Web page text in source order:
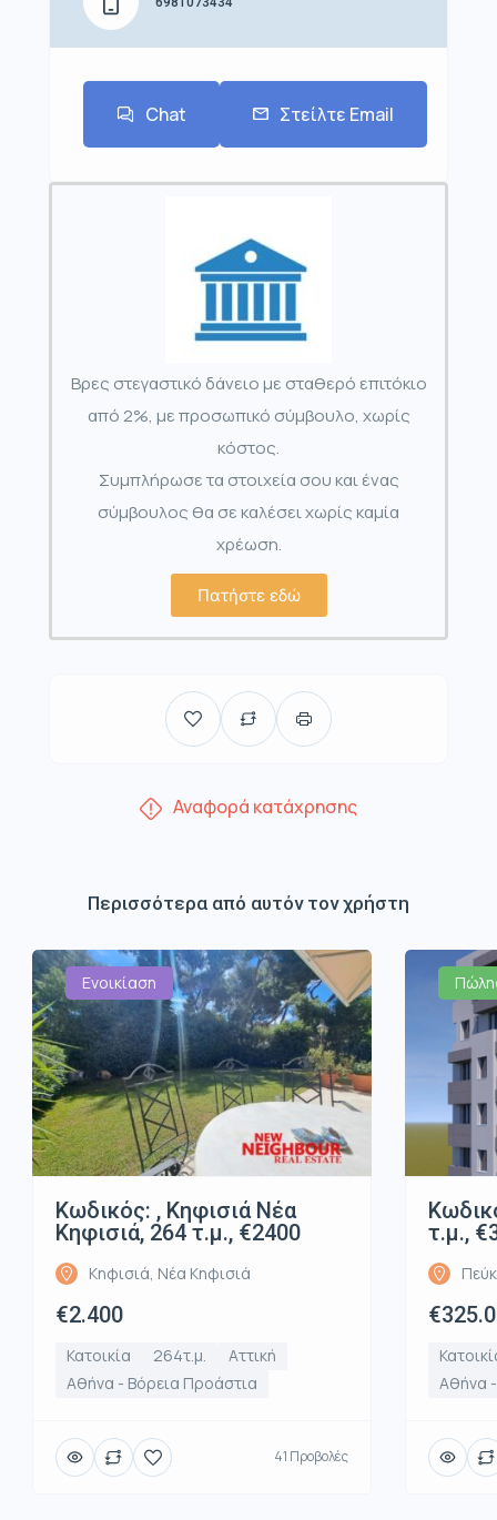
Chat Στείλτε Email
Βρες στεγαστικό δάνειο με σταθερό επιτόκιο
από 2%, με προσωπικό σύμβουλο, χωρίς
κόστος.
Συμπλήρωσε τα στοιχεία σου και ένας
σύμβουλος θα σε καλέσει χωρίς καμία
χρέωση.
Πατήστε εδώ
Αναφορά κατάχρησης
Περισσότερα από αυτόν τον χρήστη
Ενοικίαση
Κωδικός: , Κηφισιά Νέα
Κηφισιά, 264 τ.μ., €2400
Κηφισιά, Νέα Κηφισιά
€2.400
Κατοικία 264τ.μ.
Αττική
Αθήνα - Βόρεια Προάστια
41 Προβολές
τ.μ.,
Αθήνα